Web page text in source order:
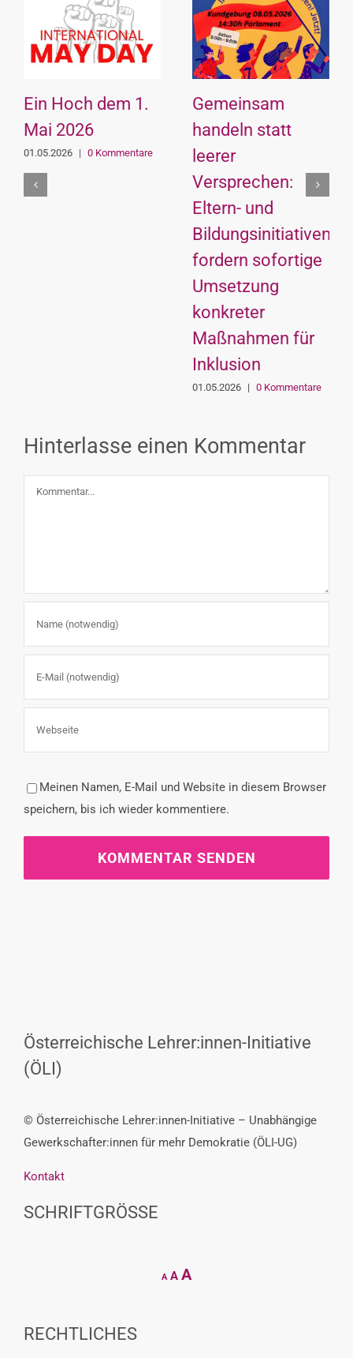
Ein Hoch dem 1.
Mai 2026
01.05.2026 | 0 Kommentare
Gemeinsam
handeln statt
leerer
Versprechen:
Eltern- und
Bildungsinitiativen
fordern sofortige
Umsetzung
konkreter
Maßnahmen für
Inklusion
01.05.2026 | 0 Kommentare
Hinterlasse einen Kommentar
Kommentar
Meinen Namen, E-Mail und Website in diesem Browser
speichern, bis ich wieder kommentiere.
Österreichische Lehrer:innen-Initiative
(ÖLI)
© Österreichische Lehrer:innen-Initiative – Unabhängige
Gewerkschafter:innen für mehr Demokratie (ÖLI-UG)
Kontakt
SCHRIFTGRÖSSE
A
Decrease
font
A Reset
AIncrease
RECHTLICHES